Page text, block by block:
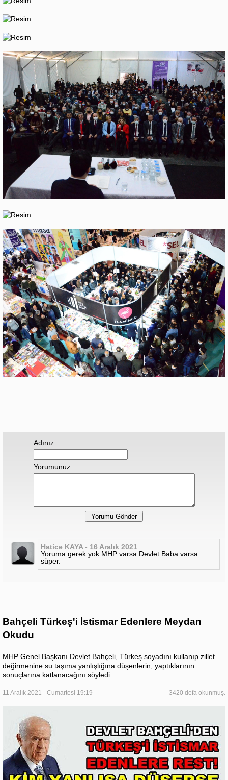
Adınız
Yorumunuz
Hatice KAYA - 16 Aralık 2021
Yoruma gerek yok MHP varsa Devlet Baba varsa
süper.
Bahçeli Türkeş'i İstismar Edenlere Meydan
Okudu
MHP Genel Başkanı Devlet Bahçeli, Türkeş soyadını kullanıp zillet
değirmenine su taşıma yanlışlığına düşenlerin, yaptıklarının
sonuçlarına katlanacağını söyledi.
11 Aralık 2021 - Cumartesi 19:19 3420 defa okunmuş.